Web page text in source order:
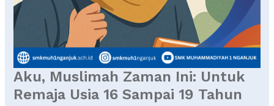
Aku, Muslimah Zaman Ini: Untuk
Remaja Usia 16 Sampai 19 Tahun